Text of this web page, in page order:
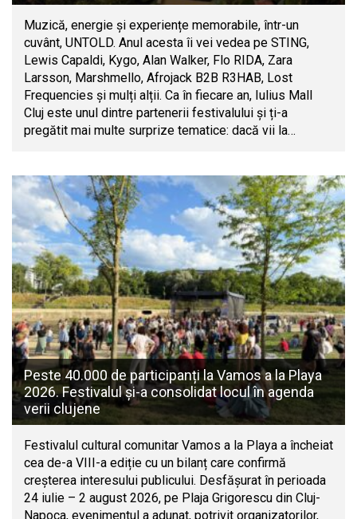
Muzică, energie și experiențe memorabile, într-un
cuvânt, UNTOLD. Anul acesta îi vei vedea pe STING,
Lewis Capaldi, Kygo, Alan Walker, Flo RIDA, Zara
Larsson, Marshmello, Afrojack B2B R3HAB, Lost
Frequencies și mulți alții. Ca în fiecare an, Iulius Mall
Cluj este unul dintre partenerii festivalului și ți-a
pregătit mai multe surprize tematice: dacă vii la…
Peste 40.000 de participanți la Vamos a la Playa
2026. Festivalul și-a consolidat locul în agenda
verii clujene
Festivalul cultural comunitar Vamos a la Playa a încheiat
cea de-a VIII-a ediție cu un bilanț care confirmă
creșterea interesului publicului. Desfășurat în perioada
24 iulie – 2 august 2026, pe Plaja Grigorescu din Cluj-
Napoca, evenimentul a adunat, potrivit organizatorilor,